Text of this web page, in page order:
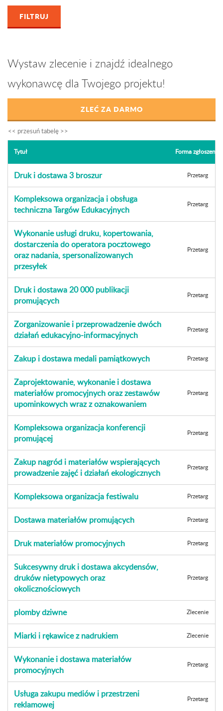
Wystaw zlecenie i znajdź idealnego
wykonawcę dla Twojego projektu!
ZLEĆ ZA DARMO
Tytuł Forma zgłoszenia
Druk i dostawa 3 broszur Przetarg
Kompleksowa organizacja i obsługa
techniczna Targów Edukacyjnych
Przetarg
Wykonanie usługi druku, kopertowania,
dostarczenia do operatora pocztowego
oraz nadania, spersonalizowanych
przesyłek
Przetarg
Druk i dostawa 20 000 publikacji
promujących
Przetarg
Zorganizowanie i przeprowadzenie dwóch
działań edukacyjno-informacyjnych
Przetarg
Zakup i dostawa medali pamiątkowych Przetarg
Zaprojektowanie, wykonanie i dostawa
materiałów promocyjnych oraz zestawów
upominkowych wraz z oznakowaniem
Przetarg
Kompleksowa organizacja konferencji
promującej
Przetarg
Zakup nagród i materiałów wspierających
prowadzenie zajęć i działań ekologicznych
Przetarg
Kompleksowa organizacja festiwalu Przetarg
Dostawa materiałów promujących Przetarg
Druk materiałów promocyjnych Przetarg
Sukcesywny druk i dostawa akcydensów,
druków nietypowych oraz
okolicznościowych
Przetarg
plomby dziwne Zlecenie
Miarki i rękawice z nadrukiem Zlecenie
Wykonanie i dostawa materiałów
promocyjnych
Przetarg
Usługa zakupu mediów i przestrzeni
reklamowej
Przetarg